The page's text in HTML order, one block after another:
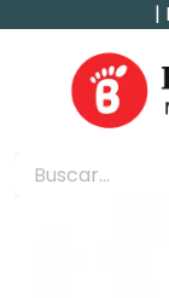
contenido
|